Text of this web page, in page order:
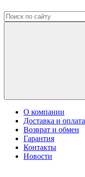
О компании
Доставка и оплата
Возврат и обмен
Гарантия
Контакты
Новости